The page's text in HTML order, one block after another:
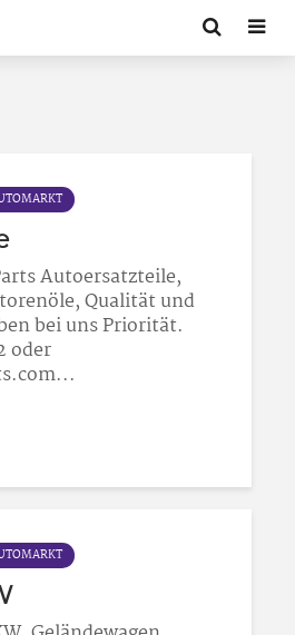
Autoersatzteile,
Qualität und
bei uns Priorität.
oder